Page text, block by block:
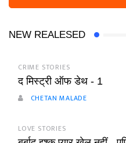
NEW REALESED
CRIME STORIES
द मिस्ट्री ऑफ डेथ - 1
CHETAN MALADE
LOVE STORIES